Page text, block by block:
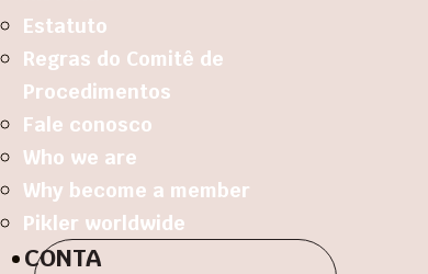
Estatuto
Regras do Comitê de
Procedimentos
Fale conosco
Who we are
Why become a member
Pikler worldwide
CONTA